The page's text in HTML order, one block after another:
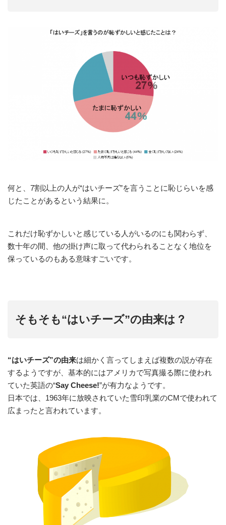
何と、7割以上の人が“はいチーズ”を言うことに恥じらいを感
じたことがあるという結果に。
これだけ恥ずかしいと感じている人がいるのにも関わらず、
数十年の間、他の掛け声に取って代わられることなく地位を
保っているのもある意味すごいです。
そもそも“はいチーズ”の由来は？
“はいチーズ”の由来は細かく言ってしまえば複数の説が存在
するようですが、基本的にはアメリカで写真撮る際に使われ
ていた英語の“Say Cheese!”が有力なようです。
日本では、1963年に放映されていた雪印乳業のCMで使われて
広まったと言われています。